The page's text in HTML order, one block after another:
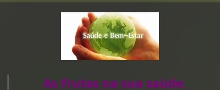
As frutas na sua saúde.